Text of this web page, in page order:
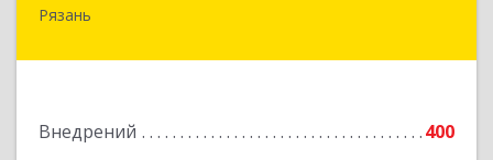
Рязань
Внедрений
400
390006, Рязанская обл, Рязань г, Затинная ул,